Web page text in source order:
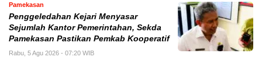
Pamekasan
Penggeledahan Kejari Menyasar
Sejumlah Kantor Pemerintahan, Sekda
Pamekasan Pastikan Pemkab Kooperatif
Rabu, 5 Agu 2026 - 07:20 WIB